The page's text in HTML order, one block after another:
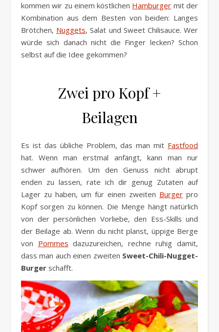
kommen wir zu einem köstlichen Hamburger mit der
Kombination aus dem Besten von beiden: Langes
Brötchen, Nuggets, Salat und Sweet Chilisauce. Wer
würde sich danach nicht die Finger lecken? Schon
selbst auf die Idee gekommen?
Zwei pro Kopf +
Beilagen
Es ist das übliche Problem, das man mit Fastfood
hat. Wenn man erstmal anfängt, kann man nur
schwer aufhören. Um den Genuss nicht abrupt
enden zu lassen, rate ich dir genug Zutaten auf
Lager zu haben, um für einen zweiten Burger pro
Kopf sorgen zu können. Die Menge hängt natürlich
von der persönlichen Vorliebe, den Ess-Skills und
der Beilage ab. Wenn du nicht planst, üppige Berge
von Pommes dazuzureichen, rechne ruhig damit,
dass man auch einen zweiten Sweet-Chili-Nugget-
Burger schafft.